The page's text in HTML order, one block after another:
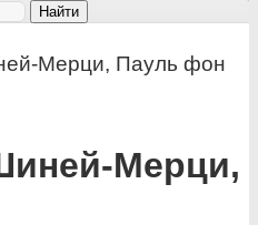
Найти
Мерци, Пауль фон
Мерци,